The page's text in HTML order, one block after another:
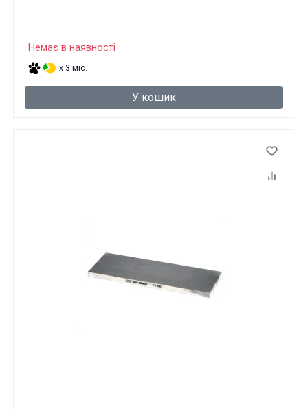
Немає в наявності
x 3 міс.
У кошик